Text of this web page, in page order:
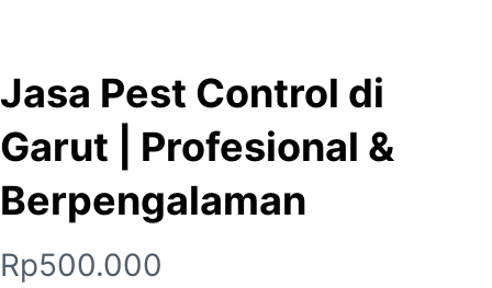
Jasa Pest Control di
Garut | Profesional &
Berpengalaman
Rp500.000